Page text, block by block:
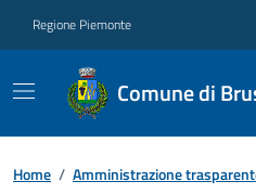
Regione Piemonte
Comune di
Home / Amministrazione